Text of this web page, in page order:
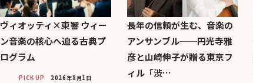
ヴィオッティ×東響 ウィー
ン音楽の核心へ迫る古典プ
ログラム
PICK UP 2026年8月1日
長年の信頼が生む、音楽の
アンサンブル──円光寺雅
彦と山崎伸子が贈る東京フ
ィル「渋…